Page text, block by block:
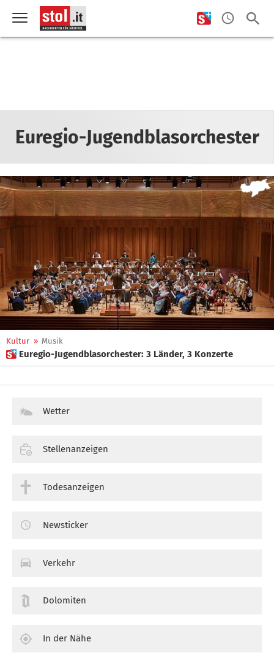
Euregio-Jugendblasorchester
Kultur » Musik
 Euregio-Jugendblasorchester: 3 Länder, 3 Konzerte
Wetter
Stellenanzeigen
Todesanzeigen
Newsticker
Verkehr
Dolomiten
In der Nähe